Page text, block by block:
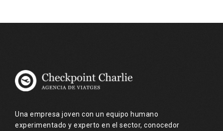
Una empresa joven con un equipo humano
experimentado y experto en el sector, conocedor